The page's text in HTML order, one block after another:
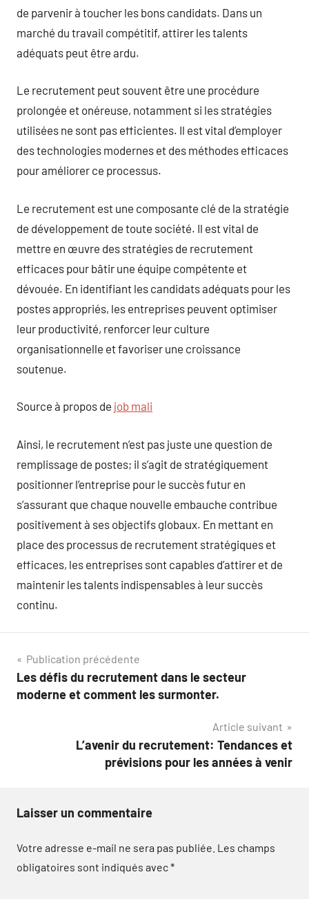
de parvenir à toucher les bons candidats. Dans un
marché du travail compétitif, attirer les talents
adéquats peut être ardu.
Le recrutement peut souvent être une procédure
prolongée et onéreuse, notamment si les stratégies
utilisées ne sont pas efficientes. Il est vital d’employer
des technologies modernes et des méthodes efficaces
pour améliorer ce processus.
Le recrutement est une composante clé de la stratégie
de développement de toute société. Il est vital de
mettre en œuvre des stratégies de recrutement
efficaces pour bâtir une équipe compétente et
dévouée. En identifiant les candidats adéquats pour les
postes appropriés, les entreprises peuvent optimiser
leur productivité, renforcer leur culture
organisationnelle et favoriser une croissance
soutenue.
Source à propos de job mali
Ainsi, le recrutement n’est pas juste une question de
remplissage de postes; il s’agit de stratégiquement
positionner l’entreprise pour le succès futur en
s’assurant que chaque nouvelle embauche contribue
positivement à ses objectifs globaux. En mettant en
place des processus de recrutement stratégiques et
efficaces, les entreprises sont capables d’attirer et de
maintenir les talents indispensables à leur succès
continu.
Navigation
de
Publication précédente
Les défis du recrutement dans le secteur
moderne et comment les surmonter.
Article suivant
L’avenir du recrutement: Tendances et
prévisions pour les années à venir
Laisser un commentaire
Votre adresse e-mail ne sera pas publiée. Les champs
obligatoires sont indiqués avec*